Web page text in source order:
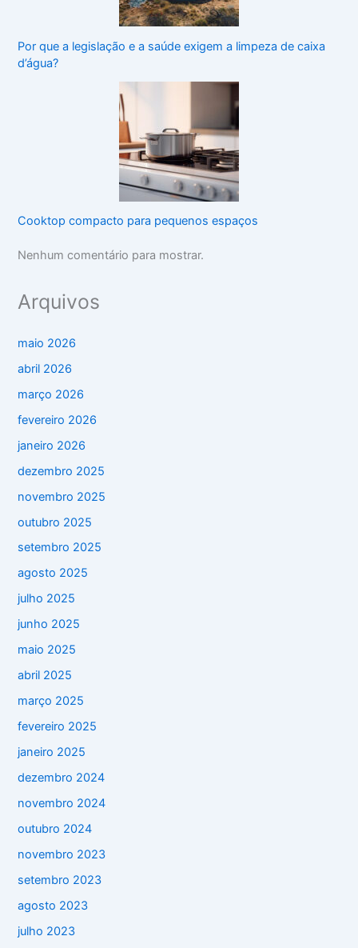
Por que a legislação e a saúde exigem a limpeza de caixa
d’água?
Cooktop compacto para pequenos espaços
Nenhum comentário para mostrar.
Arquivos
maio 2026
abril 2026
março 2026
fevereiro 2026
janeiro 2026
dezembro 2025
novembro 2025
outubro 2025
setembro 2025
agosto 2025
julho 2025
junho 2025
maio 2025
abril 2025
março 2025
fevereiro 2025
janeiro 2025
dezembro 2024
novembro 2024
outubro 2024
novembro 2023
setembro 2023
agosto 2023
julho 2023